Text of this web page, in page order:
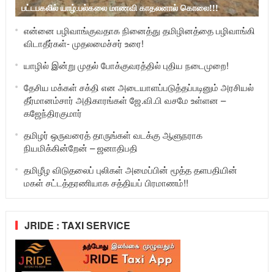
பட்டபகலில் யாழ்.பல்கலை மாணவி காதலனால் கொலை!!!
என்னை பழிவாங்குவதாக நினைத்து தமிழினத்தை பழிவாங்கி
விடாதீர்கள்- முதலமைச்சர் உரை!
யாழில் இன்று முதல் போக்குவரத்தில் புதிய நடைமுறை!
தேசிய மக்கள் சக்தி என அடையாளப்படுத்தப்படினும் அரசியல்
தீர்மானம்சார் அதிகாரங்கள் ஜே.வி.பி வசமே உள்ளன –
கஜேந்திரகுமார்
தமிழர் ஒருவரைத் தாருங்கள் வடக்கு ஆளுநராக
நியமிக்கின்றேன் – ஜனாதிபதி
தமிழீழ விடுதலைப் புலிகள் அமைப்பின் மூத்த தளபதியின்
மகள் சட்டத்தரணியாக சத்தியப் பிரமாணம்!!
JRIDE : TAXI SERVICE